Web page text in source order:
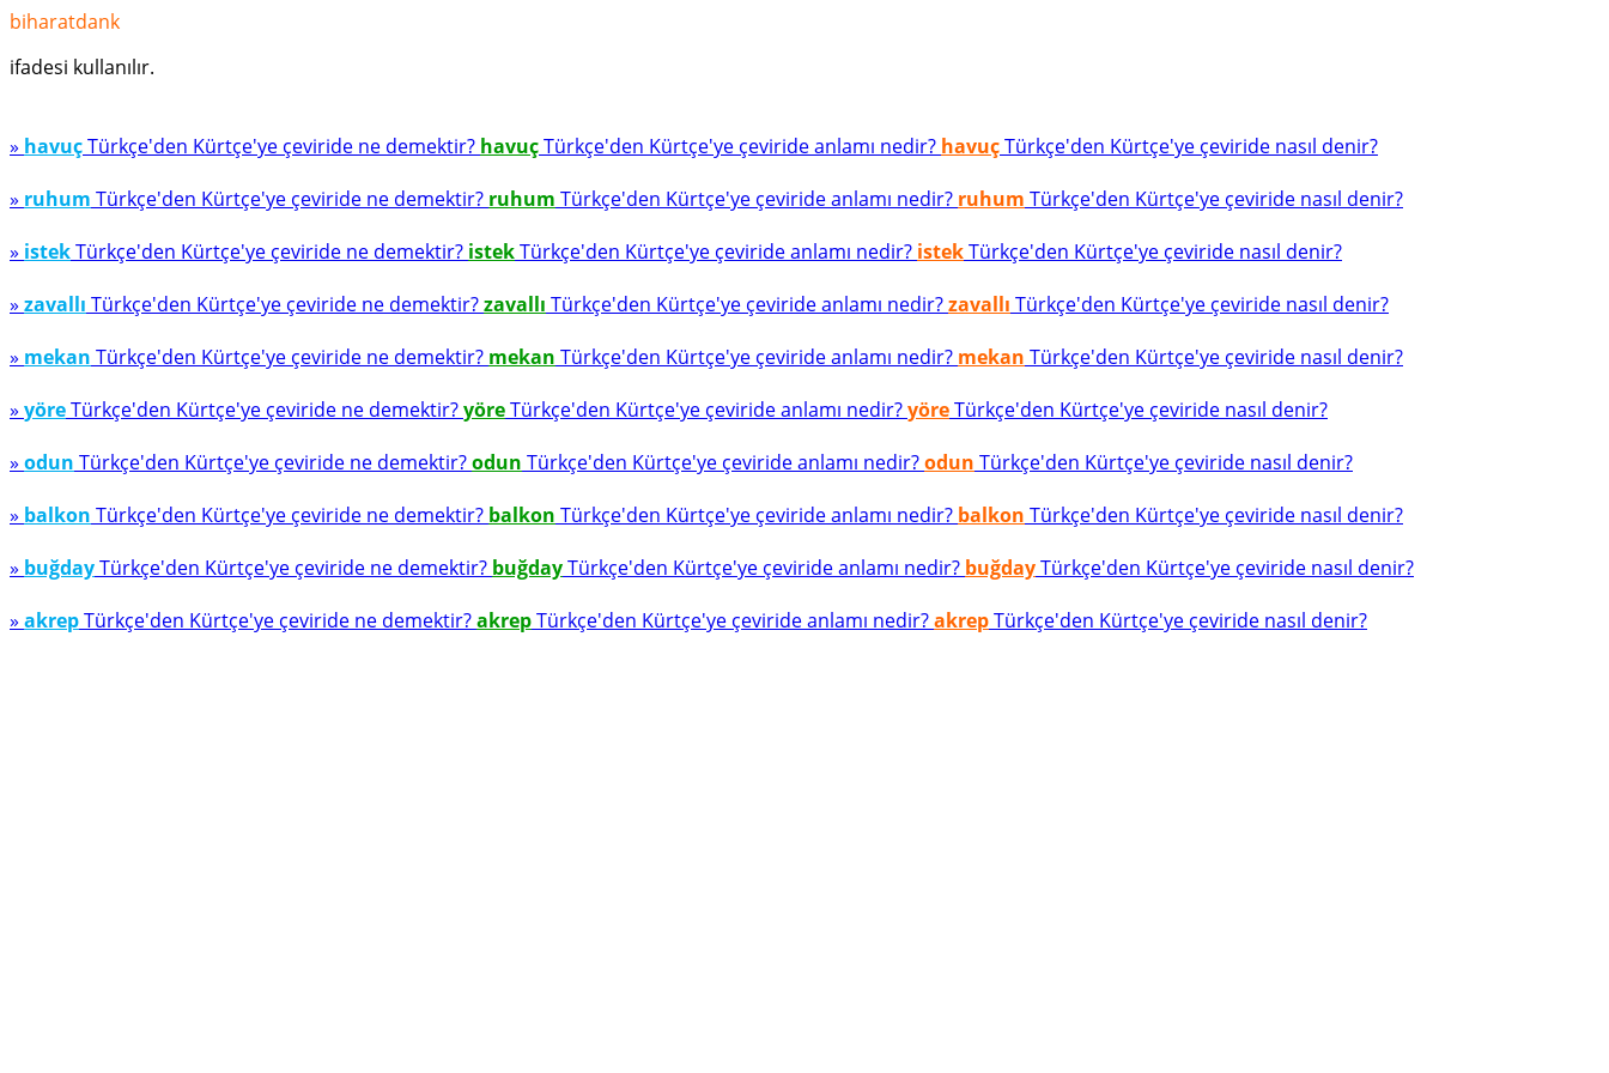
biharatdank
ifadesi kullanılır.
» havuçTürkçe'den Kürtçe'ye çeviride ne demektir? havuçTürkçe'den Kürtçe'ye çeviride anlamı nedir? havuçTürkçe'den Kürtçe'ye çeviride nasıl denir?
» ruhum Türkçe'den Kürtçe'ye çeviride ne demektir? ruhum Türkçe'den Kürtçe'ye çeviride anlamı nedir? ruhum Türkçe'den Kürtçe'ye çeviride nasıl denir?
» istekTürkçe'den Kürtçe'ye çeviride ne demektir? istekTürkçe'den Kürtçe'ye çeviride anlamı nedir? istekTürkçe'den Kürtçe'ye çeviride nasıl denir?
» zavallı Türkçe'den Kürtçe'ye çeviride ne demektir?zavallı Türkçe'den Kürtçe'ye çeviride anlamı nedir?zavallı Türkçe'den Kürtçe'ye çeviride nasıl denir?
» mekan Türkçe'den Kürtçe'ye çeviride ne demektir? mekan Türkçe'den Kürtçe'ye çeviride anlamı nedir? mekan Türkçe'den Kürtçe'ye çeviride nasıl denir?
» yöreTürkçe'den Kürtçe'ye çeviride ne demektir?yöreTürkçe'den Kürtçe'ye çeviride anlamı nedir?yöreTürkçe'den Kürtçe'ye çeviride nasıl denir?
» odun Türkçe'den Kürtçe'ye çeviride ne demektir?odun Türkçe'den Kürtçe'ye çeviride anlamı nedir?odun Türkçe'den Kürtçe'ye çeviride nasıl denir?
» balkon Türkçe'den Kürtçe'ye çeviride ne demektir? balkon Türkçe'den Kürtçe'ye çeviride anlamı nedir? balkon Türkçe'den Kürtçe'ye çeviride nasıl denir?
» buğdayTürkçe'den Kürtçe'ye çeviride ne demektir? buğdayTürkçe'den Kürtçe'ye çeviride anlamı nedir? buğdayTürkçe'den Kürtçe'ye çeviride nasıl denir?
» akrepTürkçe'den Kürtçe'ye çeviride ne demektir?akrepTürkçe'den Kürtçe'ye çeviride anlamı nedir?akrepTürkçe'den Kürtçe'ye çeviride nasıl denir?